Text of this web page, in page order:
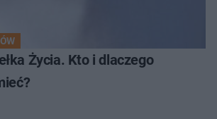
Życia. Kto i dlaczego